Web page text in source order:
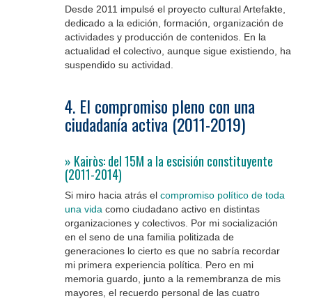
Desde 2011 impulsé el proyecto cultural Artefakte,
dedicado a la edición, formación, organización de
actividades y producción de contenidos. En la
actualidad el colectivo, aunque sigue existiendo, ha
suspendido su actividad.
4. El compromiso pleno con una
ciudadanía activa (2011-2019)
» Kairòs: del 15M a la escisión constituyente
(2011-2014)
Si miro hacia atrás el compromiso político de toda
una vida como ciudadano activoen distintas
organizaciones y colectivos. Por mi socialización
en el seno de una familia politizada de
generaciones lo cierto es que no sabría recordar
mi primera experiencia política. Pero en mi
memoria guardo, junto a la remembranza de mis
mayores, el recuerdo personal de las cuatro